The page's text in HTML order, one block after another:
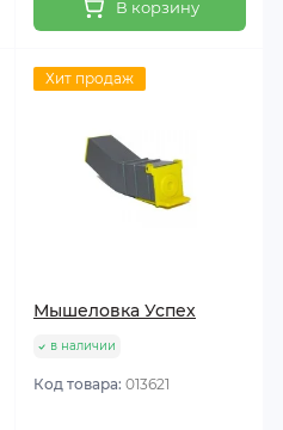
В корзину
Хит продаж
Мышеловка Успех
в наличии
Код товара: 013621